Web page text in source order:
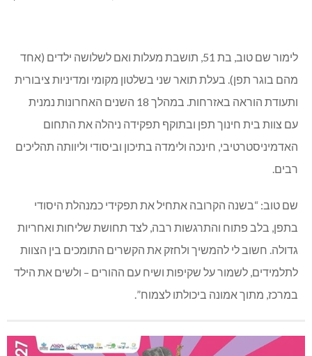
לימור שם טוב, בת 51, תושבת מעלות ואם לשלושה ילדים (אחד
מהם בוגר תפן). בעלת תואר שני בשלטון מקומי ומדיניות ציבורית
ותעודת הוראה באזרחות. במהלך 18 השנים האחרונות נמנית
עם צוות בית חינוך תפן ובתוקף תפקידה ניהלה את התחום
האדמיניסטרטיבי, חינכה ולימדה בתיכון וביסודי וליוותה תהליכים
רבים.
שם טוב: “בשנה הקרובה אתחיל את תפקידי כמנהלת היסודי
בתפן, בלב פתוח והתרגשות רבה, לצד תחושת שליחות ואחריות
גדולה. חשוב לי להמשיך ולחזק את הקשרים התומכים בין הצוות
לתלמידים, לשמור על שקיפות ושיח עם ההורים – ולשים את הילד
במרכז, מתוך אמונה ביכולתו לצמוח”.